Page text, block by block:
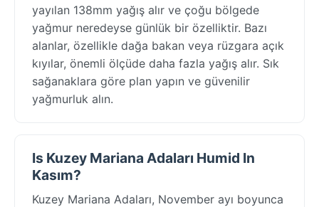
yayılan 138mm yağış alır ve çoğu bölgede
yağmur neredeyse günlük bir özelliktir. Bazı
alanlar, özellikle dağa bakan veya rüzgara açık
kıyılar, önemli ölçüde daha fazla yağış alır. Sık
sağanaklara göre plan yapın ve güvenilir
yağmurluk alın.
Is Kuzey Mariana Adaları Humid In
Kasım?
Kuzey Mariana Adaları, November ayı boyunca